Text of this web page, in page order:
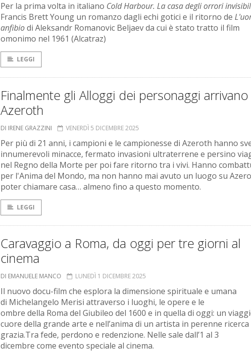
Per la prima volta in italiano Cold Harbour. La casa degli orrori
Francis Brett Young un romanzo dagli echi gotici e il ritorno de
anfibiodi Aleksandr Romanovic Beljaev da cui è stato tratto il film
omonimo nel 1961 (Alcatraz)
LEGGI
Finalmente gli Alloggi dei personaggi arrivano
Azeroth
DI IRENE GRAZZINI VENERDÌ 5 DICEMBRE 2025
Per più di 21 anni, i campioni e le campionesse di Azeroth hanno
innumerevoli minacce, fermato invasioni ultraterrene e persino
nel Regno della Morte per poi fare ritorno tra i vivi. Hanno
per l'Anima del Mondo, ma non hanno mai avuto un luogo su
poter chiamare casa… almeno fino a questo momento.
LEGGI
Caravaggio a Roma, da oggi per tre giorni al
cinema
DI EMANUELE MANCO LUNEDÌ 1 DICEMBRE 2025
Il nuovo docu-film che esplora la dimensione spirituale e umana
di Michelangelo Merisi attraverso i luoghi, le opere e le
ombre della Roma del Giubileo del 1600 e in quella di oggi: un
cuore della grande arte e nell’anima di un artista in perenne ricerca
grazia.Tra fede, perdono e redenzione. Nelle sale dall’1 al 3
dicembre come evento speciale al cinema.